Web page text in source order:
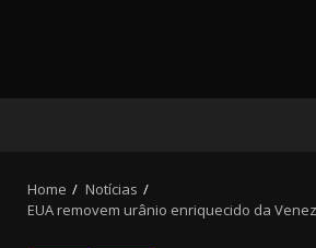
Home
Notícias
EUA removem urânio enriquecido da